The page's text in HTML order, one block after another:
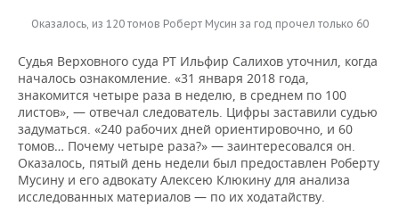
Оказалось, из 120 томов Роберт Мусин за год прочел только 60
Судья Верховного суда РТ Ильфир Салихов уточнил, когда
началось ознакомление. «31 января 2018 года,
знакомится четыре раза в неделю, в среднем по 100
листов», — отвечал следователь. Цифры заставили судью
задуматься. «240 рабочих дней ориентировочно, и 60
томов… Почему четыре раза?» — заинтересовался он.
Оказалось, пятый день недели был предоставлен Роберту
Мусину и его адвокату Алексею Клюкину для анализа
исследованных материалов — по их ходатайству.